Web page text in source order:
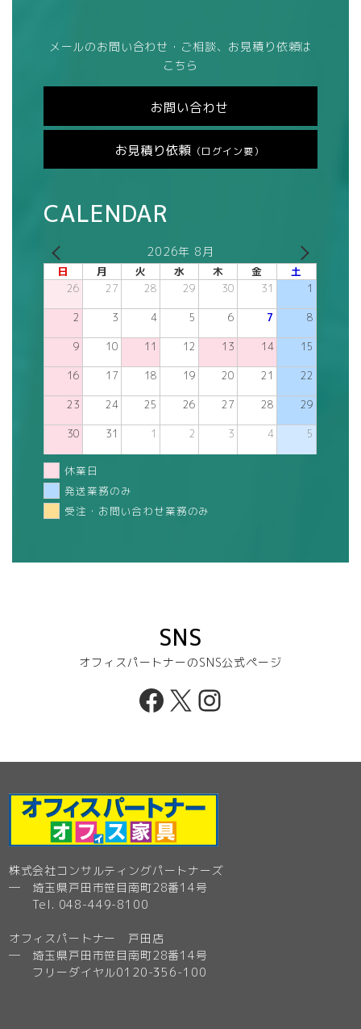
メールのお問い合わせ・ご相談、お見積り依頼は
こちら
お問い合わせ
お見積り依頼 （ログイン要）
CALENDAR
2026年 8月
日 月 火 水 木 金 土
26 27 28 29 30 31 1
2 3 4 5 6 7 8
9 10 11 12 13 14 15
16 17 18 19 20 21 22
23 24 25 26 27 28 29
30 31 1 2 3 4 5
休業日
発送業務のみ
受注・お問い合わせ業務のみ
SNS
オフィスパートナーのSNS公式ページ
Facebook
X Instagram
株式会社コンサルティングパートナーズ
─ 埼玉県戸田市笹目南町28番14号
Tel. 048-449-8100
オフィスパートナー 戸田店
─ 埼玉県戸田市笹目南町28番14号
フリーダイヤル0120-356-100